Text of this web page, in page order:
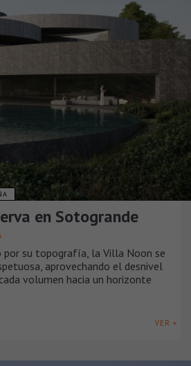
en Sotogrande
por su topografía, la Villa Noon se
aprovechando el desnivel
volumen hacia un horizonte
VER +